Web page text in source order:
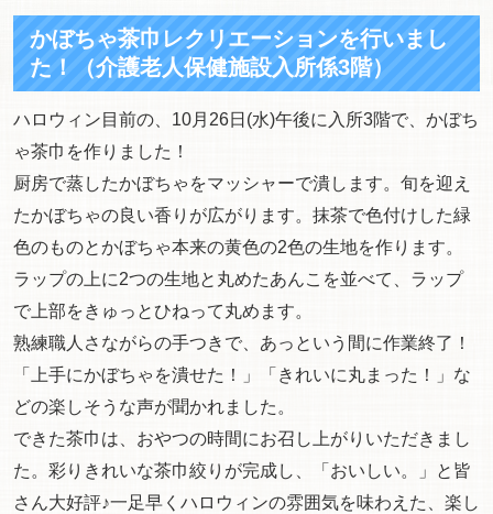
かぼちゃ茶巾レクリエーションを行いまし
た！（介護老人保健施設入所係3階）
ハロウィン目前の、10月26日(水)午後に入所3階で、かぼち
ゃ茶巾を作りました！
厨房で蒸したかぼちゃをマッシャーで潰します。旬を迎え
たかぼちゃの良い香りが広がります。抹茶で色付けした緑
色のものとかぼちゃ本来の黄色の2色の生地を作ります。
ラップの上に2つの生地と丸めたあんこを並べて、ラップ
で上部をきゅっとひねって丸めます。
熟練職人さながらの手つきで、あっという間に作業終了！
「上手にかぼちゃを潰せた！」「きれいに丸まった！」な
どの楽しそうな声が聞かれました。
できた茶巾は、おやつの時間にお召し上がりいただきまし
た。彩りきれいな茶巾絞りが完成し、「おいしい。」と皆
さん大好評♪一足早くハロウィンの雰囲気を味わえた、楽し